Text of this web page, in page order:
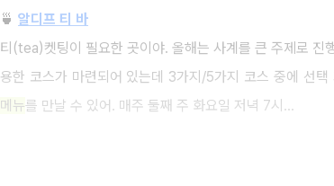
🍵 알디프 티 바
티(tea)켓팅이 필요한 곳이야. 올해는 사계를 큰 주제로 진
용한 코스가 마련되어 있는데 3가지/5가지 코스 중에 선택
메뉴를 만날 수 있어. 매주 둘째 주 화요일 저녁 7시...